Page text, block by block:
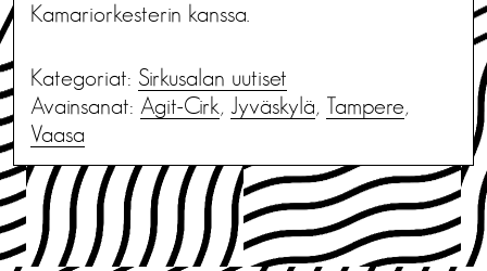
Kamariorkesterin kanssa.
Kategoriat: Sirkusalan uutiset
Avainsanat: Agit-Cirk, Jyväskylä, Tampere,
Vaasa